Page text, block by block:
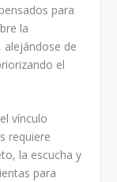
para
la
de
el
vínculo
requiere
la escucha y
para